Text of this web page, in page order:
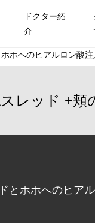
ドクター紹
介
ホへのヒアルロン酸
レッド 頬
とホホへのヒア